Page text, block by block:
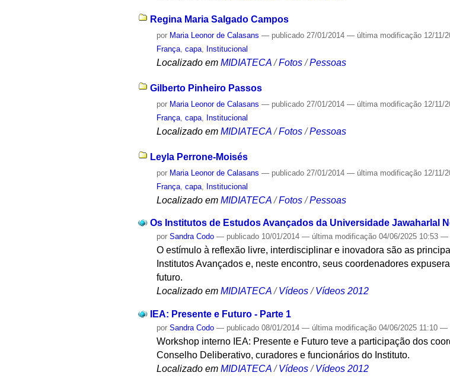
Regina Maria Salgado Campos
por Maria Leonor de Calasans — publicado 27/01/2014— última modificação 12/11/
França,capa, Institucional
Localizado em MIDIATECA /Fotos /Pessoas
Gilberto Pinheiro Passos
por Maria Leonor de Calasans — publicado 27/01/2014— última modificação 12/11/
França ,capa Institucional
Localizado em MIDIATECA /Fotos /Pessoas
Leyla Perrone-Moisés
por Maria Leonor de Calasans — publicado 27/01/2014— última modificação 12/11/
França ,capa Institucional
Localizado em MIDIATECA /Fotos /Pessoas
Os Institutos de Estudos Avançados da Universidade Jawaharlal
porSandra Codo — publicado 10/01/2014— última modificação 04/06/2025 10:53—
O estímulo à reflexão livre, interdisciplinar e inovadora são as
Institutos Avançados e, neste encontro, seus coordenadores
futuro.
Localizado em MIDIATECA /Vídeos /Vídeos 2012
IEA: Presente e Futuro - Parte 1
porSandra Codo — publicado 08/01/2014— última modificação 04/06/2025 11:10—
Workshop interno IEA: Presente e Futuro teve a participação dos
Conselho Deliberativo, curadores e funcionários do Instituto.
Localizado em MIDIATECA /Vídeos /Vídeos 2012